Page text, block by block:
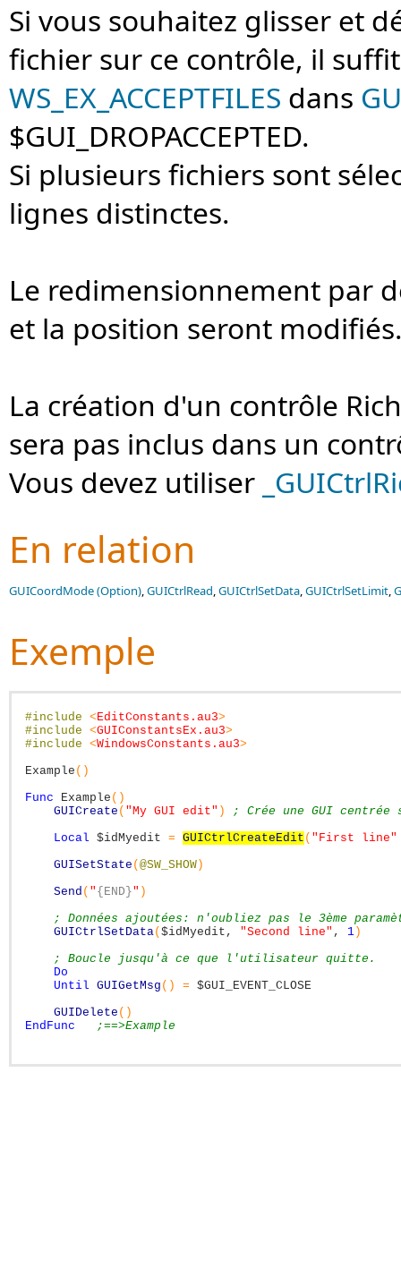
Si vous souhaitez glisser et
fichier sur ce contrôle, il
WS_EX_ACCEPTFILES dans
$GUI_DROPACCEPTED.
Si plusieurs fichiers sont
lignes distinctes.
Le redimensionnement par
et la position seront
La création d'un contrôle
sera pas inclus dans un
Vous devez utiliser
En relation
GUICoordMode (Option),GUICtrlRead,GUICtrlSetData,GUICtrlSetLimit,
Exemple
#include <EditConstants.au3>
#include <GUIConstantsEx.au3>
#include <WindowsConstants.au3>
Example ( )
Func
Example ( )
GUICreate ( "My GUI edit" )
; Crée une GUI
Local $idMyedit = GUICtrlCreateEdit ( "First line"
GUISetState ( @SW_SHOW )
Send ( " {END}" )
; Données ajoutées: n'oubliez pas le 3ème
GUICtrlSetData( $idMyedit , "Second line" , 1 )
; Boucle jusqu'à ce que l'utilisateur quitte.
Do
Until GUIGetMsg ( ) = $GUI_EVENT_CLOSE
GUIDelete ( )
EndFunc
;==>Example